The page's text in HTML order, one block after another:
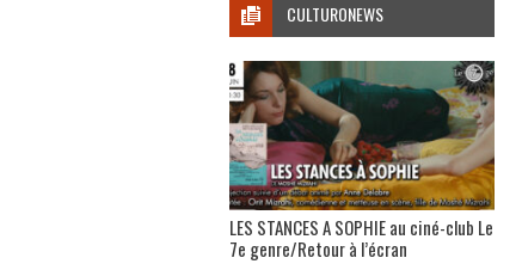
CULTURONEWS
LES STANCES A SOPHIE au ciné-club Le
7e genre/Retour à l’écran